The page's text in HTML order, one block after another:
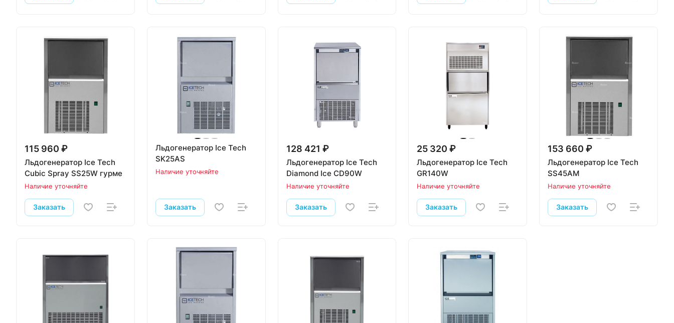
115 960 ₽
Льдогенератор Ice Tech
Cubic Spray SS25W гурме
Наличие уточняйте
Заказать
Льдогенератор Ice Tech
SK25AS
Наличие уточняйте
Заказать
128 421 ₽
Льдогенератор Ice Tech
Diamond Ice CD90W
Наличие уточняйте
Заказать
25 320 ₽
Льдогенератор Ice Tech
GR140W
Наличие уточняйте
Заказать
153 660 ₽
Льдогенератор Ice Tech
SS45AM
Наличие уточняйте
Заказать